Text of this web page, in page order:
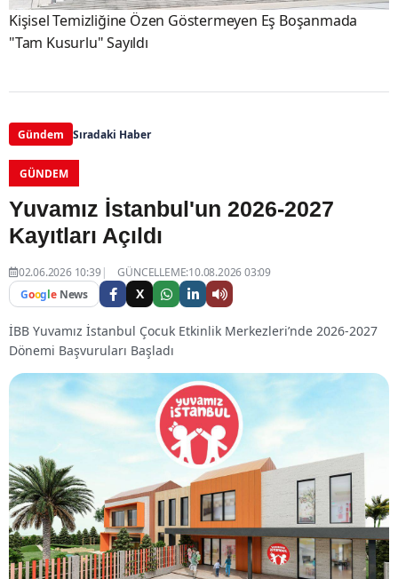
Kişisel Temizliğine Özen Göstermeyen Eş Boşanmada
"Tam Kusurlu" Sayıldı
Gündem Sıradaki Haber
GÜNDEM
Yuvamız İstanbul'un 2026-2027
Kayıtları Açıldı
02.06.2026 10:39
GÜNCELLEME:10.08.2026 03:09
Google News X
İBB Yuvamız İstanbul Çocuk Etkinlik Merkezleri’nde 2026-2027
Dönemi Başvuruları Başladı